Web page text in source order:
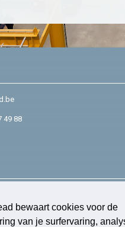
bewaart cookies voor de
van je surfervaring,
49 88